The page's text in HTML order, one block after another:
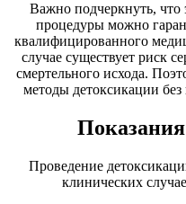
Важно подчеркнуть, что
процедуры можно
квалифицированного
случае существует риск
смертельного исхода.
методы детоксикации без
Проведение
клинических